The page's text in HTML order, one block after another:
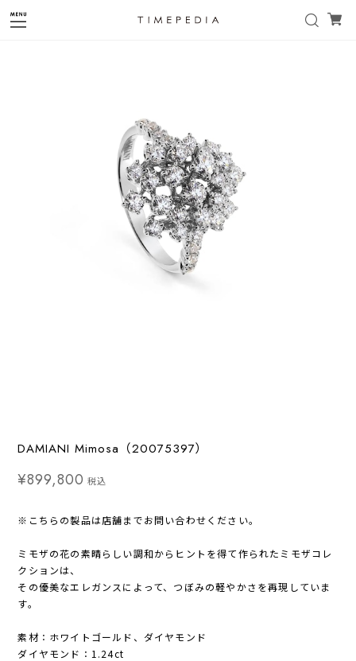
DAMIANI Mimosa（20075397）
¥899,800 税込
※こちらの製品は店舗までお問い合わせください。
ミモザの花の素晴らしい調和からヒントを得て作られたミモザコレ
クションは、
その優美なエレガンスによって、つぼみの軽やかさを再現していま
す。
素材：ホワイトゴールド、ダイヤモンド
ダイヤモンド：1.24ct